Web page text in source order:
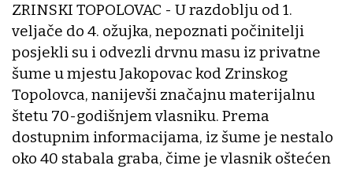
ZRINSKI TOPOLOVAC - U razdoblju od 1.
veljače do 4. ožujka, nepoznati počinitelji
posjekli su i odvezli drvnu masu iz privatne
šume u mjestu Jakopovac kod Zrinskog
Topolovca, nanijevši značajnu materijalnu
štetu 70-godišnjem vlasniku. Prema
dostupnim informacijama, iz šume je nestalo
oko 40 stabala graba, čime je vlasnik oštećen